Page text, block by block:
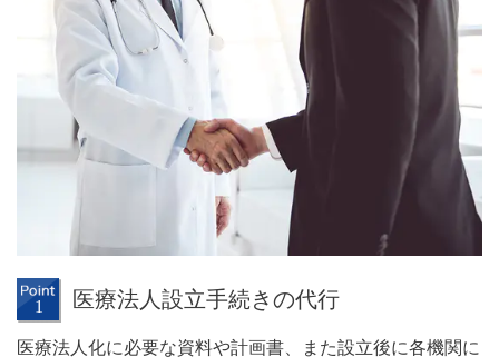
医療法人設立手続きの代行
医療法人化に必要な資料や計画書、また設立後に各機関に